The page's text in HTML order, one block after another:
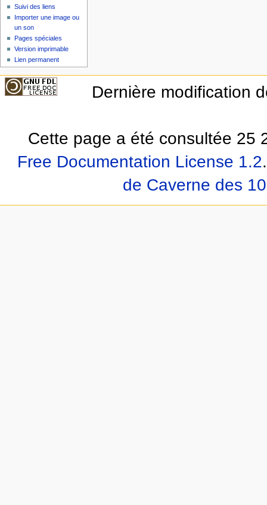
Suivi des liens
Importer une image ou
un son
Pages spéciales
Version imprimable
Lien permanent
Dernière modification
Cette page a été consultée 25
Free Documentation License 1.2.
de Caverne des